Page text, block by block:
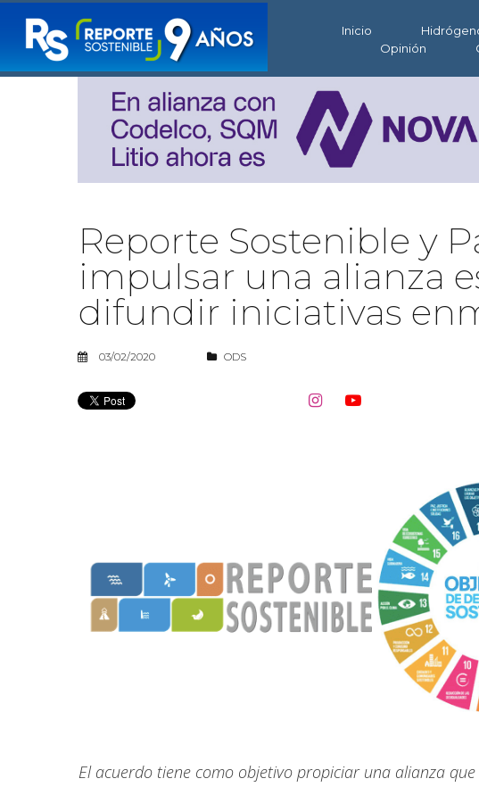
Inicio
Opinión
Reporte Sostenible y
impulsar una alianza
difundir iniciativas
03/02/2020 ODS
 
El acuerdo tiene como objetivo propiciar una alianza